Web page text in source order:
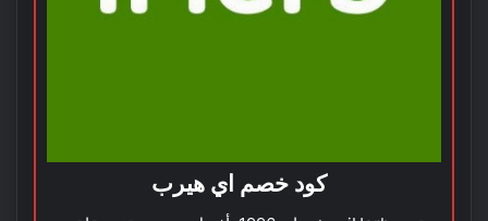
كود خصم اي هيرب